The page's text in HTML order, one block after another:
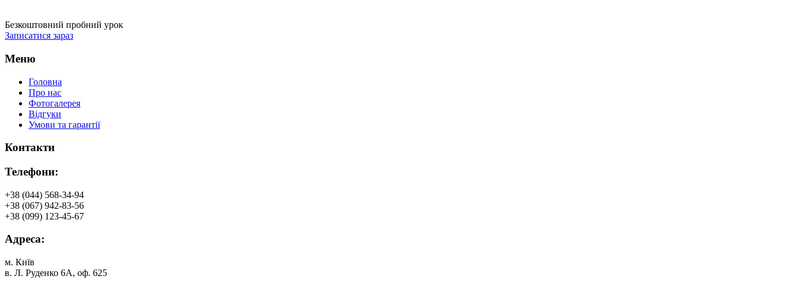
Безкоштовний пробний урок
Записатися зараз
Меню
Головна
Про нас
Фотогалерея
Відгуки
Умови та гарантії
Контакти
Телефони:
+38 (044) 568-34-94
+38 (067) 942-83-56
+38 (099) 123-45-67
Адреса:
м. Київ
в. Л. Руденко 6А, оф. 625